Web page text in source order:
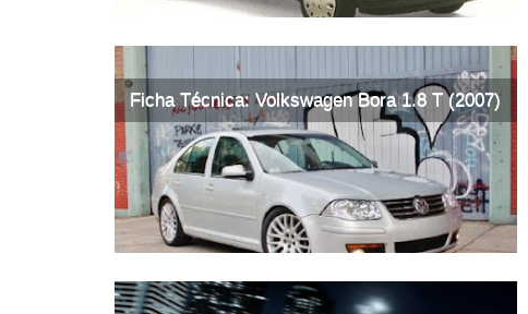
Ficha Técnica: Volkswagen Bora 1.8 T (2007)